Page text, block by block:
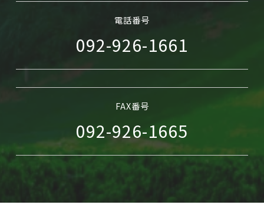
電話番号
092-926-1661
FAX番号
092-926-1665